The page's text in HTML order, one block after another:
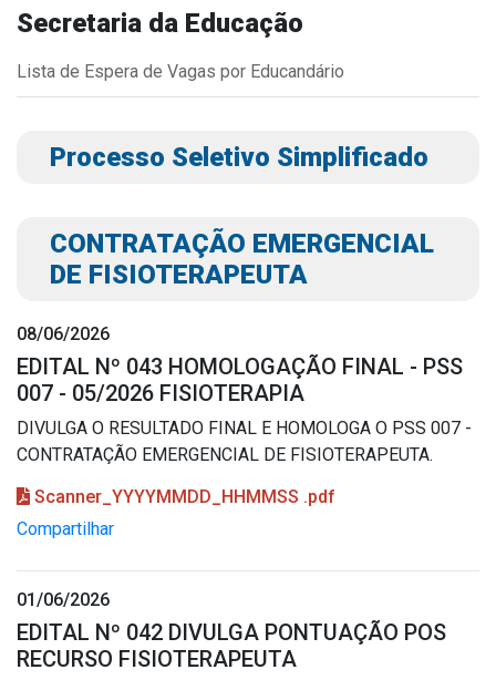
Downloads
Contato
Secretaria da Educação
Lista de Espera de Vagas por Educandário
Processo Seletivo Simplificado
CONTRATAÇÃO EMERGENCIAL
DE FISIOTERAPEUTA
08/06/2026
EDITAL Nº 043 HOMOLOGAÇÃO FINAL - PSS
007 - 05/2026 FISIOTERAPIA
DIVULGA O RESULTADO FINAL E HOMOLOGA O PSS 007 -
CONTRATAÇÃO EMERGENCIAL DE FISIOTERAPEUTA.
Scanner_YYYYMMDD_HHMMSS .pdf
Compartilhar
01/06/2026
EDITAL Nº 042 DIVULGA PONTUAÇÃO POS
RECURSO FISIOTERAPEUTA